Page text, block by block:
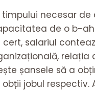
necesar de
de o b-
salariul
relația
șansele să a
jobul respectiv.